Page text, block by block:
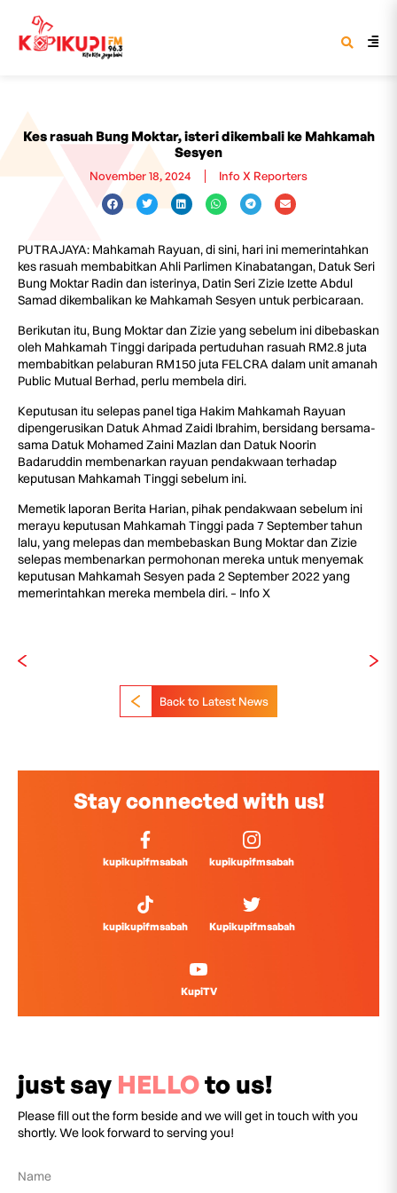
Kes rasuah Bung Moktar, isteri dikembali ke Mahkamah
Sesyen
November 18, 2024 Info X Reporters
PUTRAJAYA: Mahkamah Rayuan, di sini, hari ini memerintahkan
kes rasuah membabitkan Ahli Parlimen Kinabatangan, Datuk Seri
Bung Moktar Radin dan isterinya, Datin Seri Zizie Izette Abdul
Samad dikembalikan ke Mahkamah Sesyen untuk perbicaraan.
Berikutan itu, Bung Moktar dan Zizie yang sebelum ini dibebaskan
oleh Mahkamah Tinggi daripada pertuduhan rasuah RM2.8 juta
membabitkan pelaburan RM150 juta FELCRA dalam unit amanah
Public Mutual Berhad, perlu membela diri.
Keputusan itu selepas panel tiga Hakim Mahkamah Rayuan
dipengerusikan Datuk Ahmad Zaidi Ibrahim, bersidang bersama-
sama Datuk Mohamed Zaini Mazlan dan Datuk Noorin
Badaruddin membenarkan rayuan pendakwaan terhadap
keputusan Mahkamah Tinggi sebelum ini.
Memetik laporan Berita Harian, pihak pendakwaan sebelum ini
merayu keputusan Mahkamah Tinggi pada 7 September tahun
lalu, yang melepas dan membebaskan Bung Moktar dan Zizie
selepas membenarkan permohonan mereka untuk menyemak
keputusan Mahkamah Sesyen pada 2 September 2022 yang
memerintahkan mereka membela diri. – Info X
Back to Latest News
Stay connected with us!
kupikupifmsabah kupikupifmsabah
kupikupifmsabah Kupikupifmsabah
KupiTV
just say HELLOto us!
Please fill out the form beside and we will get in touch with you
shortly. We look forward to serving you!